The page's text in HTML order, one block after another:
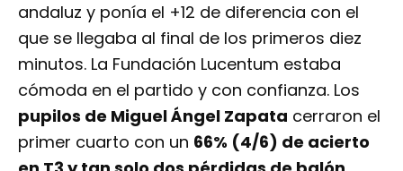
andaluz y ponía el +12 de diferencia con el
que se llegaba al final de los primeros diez
minutos. La Fundación Lucentum estaba
cómoda en el partido y con confianza. Los
pupilos de Miguel Ángel Zapata cerraron el
primer cuarto con un 66% (4/6) de acierto